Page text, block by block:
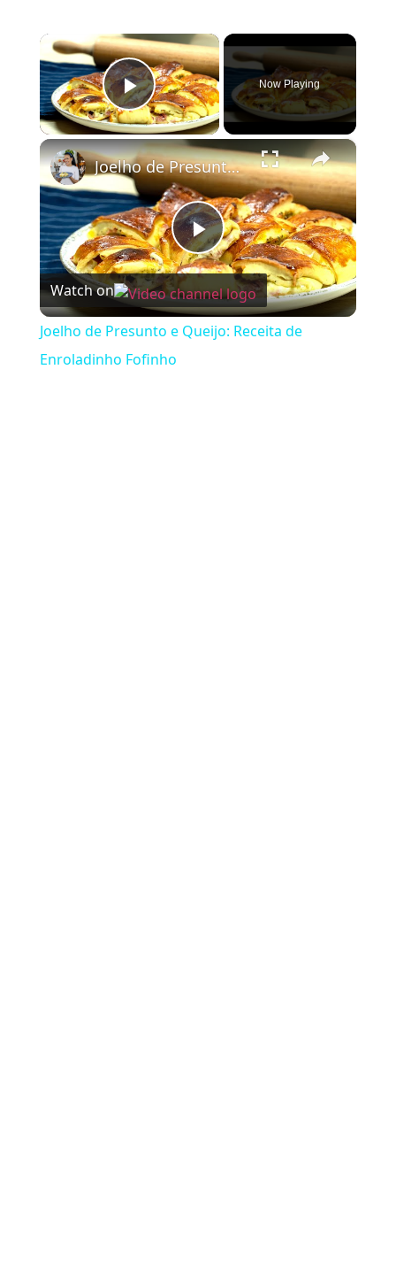
×
Play Video
Now Playing
×
Play Video
Joelho de Presunto e Queijo: Receita de Enroladinho Fofinho
Watch on
Joelho de Presunto e Queijo: Receita de
Enroladinho Fofinho